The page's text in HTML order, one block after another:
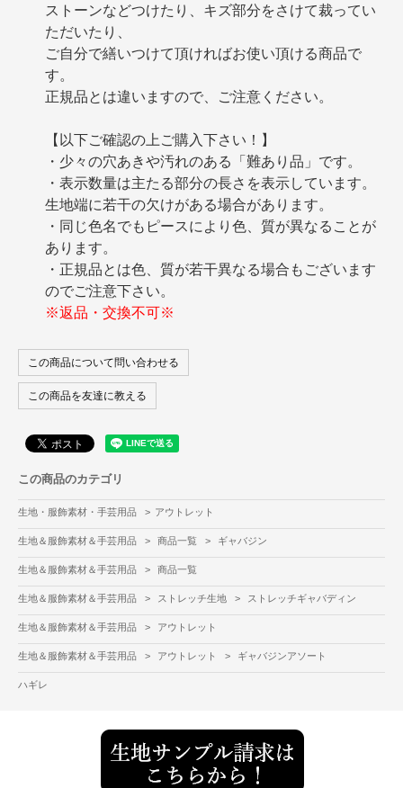
ストーンなどつけたり、キズ部分をさけて裁ってい
ただいたり、
ご自分で繕いつけて頂ければお使い頂ける商品で
す。
正規品とは違いますので、ご注意ください。
【以下ご確認の上ご購入下さい！】
・少々の穴あきや汚れのある「難あり品」です。
・表示数量は主たる部分の長さを表示しています。
生地端に若干の欠けがある場合があります。
・同じ色名でもピースにより色、質が異なることが
あります。
・正規品とは色、質が若干異なる場合もございます
のでご注意下さい。
※返品・交換不可※
この商品について問い合わせる
この商品を友達に教える
この商品のカテゴリ
生地・服飾素材・手芸用品 > アウトレット
生地＆服飾素材＆手芸用品 > 商品一覧 > ギャバジン
生地＆服飾素材＆手芸用品 > 商品一覧
生地＆服飾素材＆手芸用品 > ストレッチ生地 > ストレッチギャバディン
生地＆服飾素材＆手芸用品 > アウトレット
生地＆服飾素材＆手芸用品 > アウトレット > ギャバジンアソート
ハギレ